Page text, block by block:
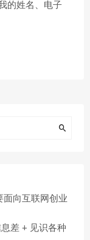
的姓名、电子
向互联网创业
差 + 见识各种